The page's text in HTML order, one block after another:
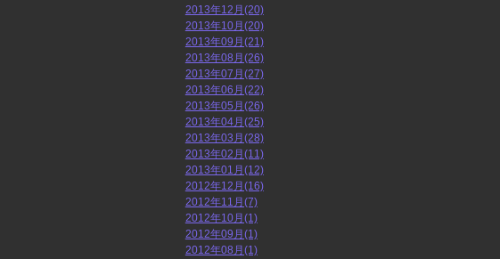
2013年12月(20)
2013年10月(20)
2013年09月(21)
2013年08月(26)
2013年07月(27)
2013年06月(22)
2013年05月(26)
2013年04月(25)
2013年03月(28)
2013年02月(11)
2013年01月(12)
2012年12月(16)
2012年11月(7)
2012年10月(1)
2012年09月(1)
2012年08月(1)